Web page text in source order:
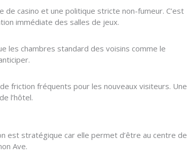
casino et une politique stricte non-fumeur. C’est
immédiate des salles de jeux.
les chambres standard des voisins comme le
friction fréquents pour les nouveaux visiteurs. Une
l’hôtel.
est stratégique car elle permet d’être au centre de
Ave.